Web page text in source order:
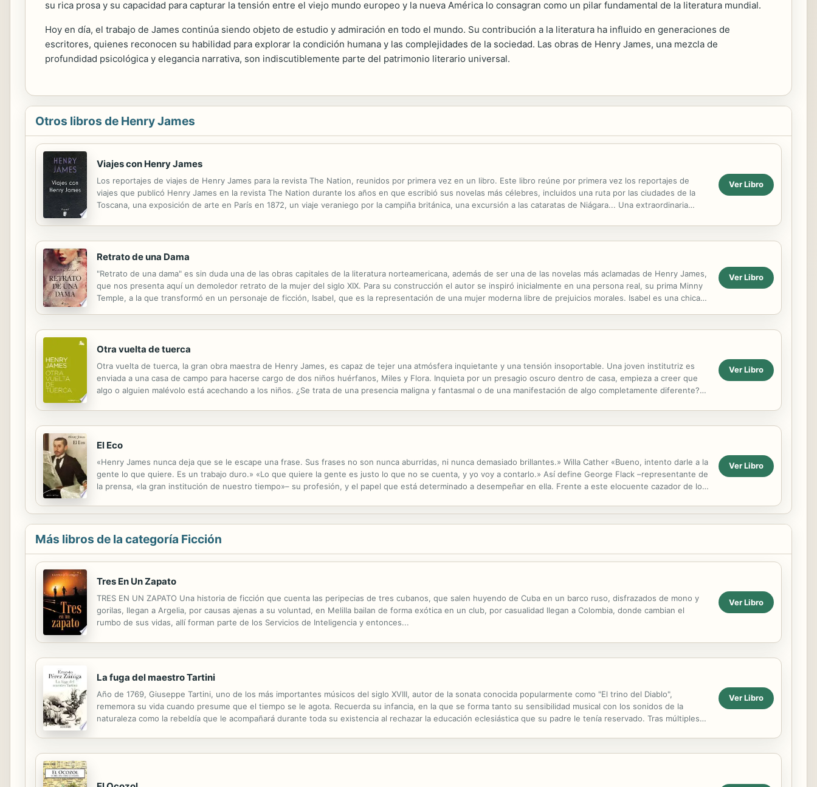
su rica prosa y su capacidad para capturar la tensión entre el viejo mundo europeo y la nueva América lo consagran como un pilar fundamental de la literatura mundial.
Hoy en día, el trabajo de James continúa siendo objeto de estudio y admiración en todo el mundo. Su contribución a la literatura ha influido en generaciones de
escritores, quienes reconocen su habilidad para explorar la condición humana y las complejidades de la sociedad. Las obras de Henry James, una mezcla de
profundidad psicológica y elegancia narrativa, son indiscutiblemente parte del patrimonio literario universal.
Otros libros de Henry James
Viajes con Henry James
Los reportajes de viajes de Henry James para la revista The Nation, reunidos por primera vez en un libro. Este libro reúne por primera vez los reportajes de
viajes que publicó Henry James en la revista The Nation durante los años en que escribió sus novelas más célebres, incluidos una ruta por las ciudades de la
Toscana, una exposición de arte en París en 1872, un viaje veraniego por la campiña británica, una excursión a las cataratas de Niágara... Una extraordinaria
Ver Libro
Retrato de una Dama
"Retrato de una dama" es sin duda una de las obras capitales de la literatura norteamericana, además de ser una de las novelas más aclamadas de Henry James,
que nos presenta aquí un demoledor retrato de la mujer del siglo XIX. Para su construcción el autor se inspiró inicialmente en una persona real, su prima Minny
Temple, a la que transformó en un personaje de ficción, Isabel, que es la representación de una mujer moderna libre de prejuicios morales. Isabel es una chica
Ver Libro
Otra vuelta de tuerca
Otra vuelta de tuerca, la gran obra maestra de Henry James, es capaz de tejer una atmósfera inquietante y una tensión insoportable. Una joven institutriz es
enviada a una casa de campo para hacerse cargo de dos niños huérfanos, Miles y Flora. Inquieta por un presagio oscuro dentro de casa, empieza a creer que
algo o alguien malévolo está acechando a los niños. ¿Se trata de una presencia maligna y fantasmal o de una manifestación de algo completamente diferente?
Ver Libro
El Eco
«Henry James nunca deja que se le escape una frase. Sus frases no son nunca aburridas, ni nunca demasiado brillantes.» Willa Cather «Bueno, intento darle a la
gente lo que quiere. Es un trabajo duro.» «Lo que quiere la gente es justo lo que no se cuenta, y yo voy a contarlo.» Así define George Flack –representante de
la prensa, «la gran institución de nuestro tiempo»– su profesión, y el papel que está determinado a desempeñar en ella. Frente a este elocuente cazador de lo
Ver Libro
Más libros de la categoría Ficción
Tres En Un Zapato
TRES EN UN ZAPATO Una historia de ficción que cuenta las peripecias de tres cubanos, que salen huyendo de Cuba en un barco ruso, disfrazados de mono y
gorilas, llegan a Argelia, por causas ajenas a su voluntad, en Melilla bailan de forma exótica en un club, por casualidad llegan a Colombia, donde cambian el
rumbo de sus vidas, allí forman parte de los Servicios de Inteligencia y entonces...
Ver Libro
La fuga del maestro Tartini
Año de 1769, Giuseppe Tartini, uno de los más importantes músicos del siglo XVIII, autor de la sonata conocida popularmente como "El trino del Diablo",
rememora su vida cuando presume que el tiempo se le agota. Recuerda su infancia, en la que se forma tanto su sensibilidad musical con los sonidos de la
naturaleza como la rebeldía que le acompañará durante toda su existencia al rechazar la educación eclesiástica que su padre le tenía reservado. Tras múltiples
Ver Libro